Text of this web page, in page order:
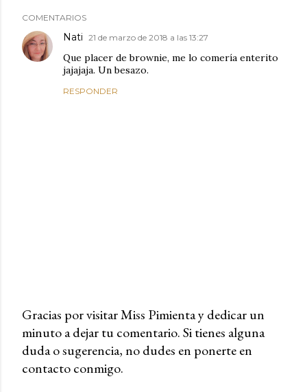
COMENTARIOS
Nati 21 de marzo de 2018 a las 13:27
Que placer de brownie, me lo comería enterito
jajajaja. Un besazo.
RESPONDER
P
u
b
Gracias por visitar Miss Pimienta y dedicar un
minuto a dejar tu comentario. Si tienes alguna
duda o sugerencia, no dudes en ponerte en
contacto conmigo.